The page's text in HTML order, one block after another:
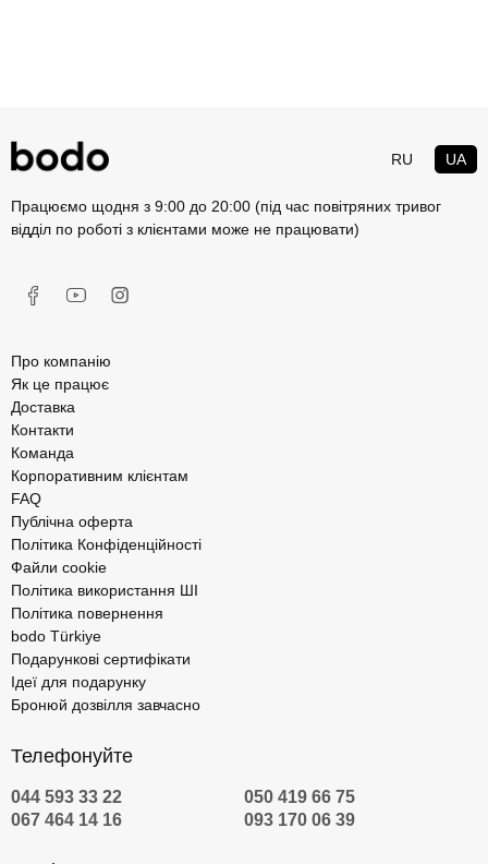
RU UA
Працюємо щодня з 9:00 до 20:00 (під час повітряних тривог
відділ по роботі з клієнтами може не працювати)
Про компанію
Як це працює
Доставка
Контакти
Команда
Корпоративним клієнтам
FAQ
Публічна оферта
Політика Конфіденційності
Файли cookie
Політика використання ШІ
Політика повернення
bodo Türkiye
Подарункові сертифікати
Ідеї для подарунку
Бронюй дозвілля завчасно
Телефонуйте
044 593 33 22
050 419 66 75
067 464 14 16
093 170 06 39